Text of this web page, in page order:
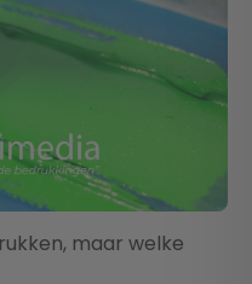
maar welke